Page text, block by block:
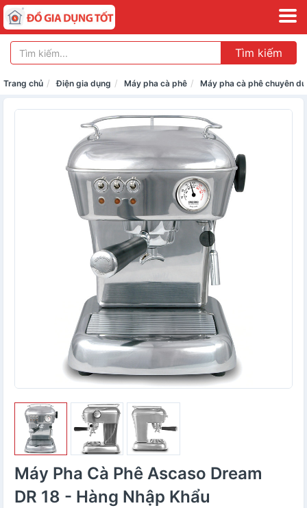
Tìm kiếm
Trang chủ Điện gia dụng Máy pha cà phê Máy pha cà phê chuyên
Máy Pha Cà Phê Ascaso Dream
DR 18 - Hàng Nhập Khẩu